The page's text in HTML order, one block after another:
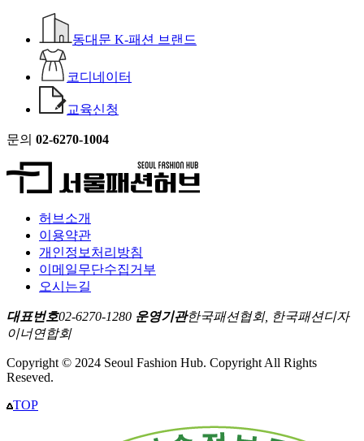
동대문 K-패션 브랜드
코디네이터
교육신청
문의 02-6270-1004
허브소개
이용약관
개인정보처리방침
이메일무단수집거부
오시는길
대표번호02-6270-1280 운영기관한국패션협회, 한국패션디자
이너연합회
Copyright © 2024 Seoul Fashion Hub. Copyright All Rights
Reseved.
TOP